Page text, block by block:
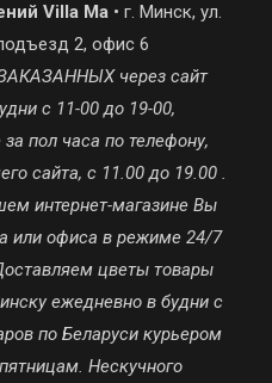
Villa Ma • г. Минск, ул.
2, офис 6
через сайт
с 11-00 до 19-00,
пол часа по телефону,
сайта, с 11.00 до 19.00 .
интернет-магазине Вы
или офиса в режиме 24/7
цветы товары
ежедневно в будни с
по Беларуси курьером
Нескучного